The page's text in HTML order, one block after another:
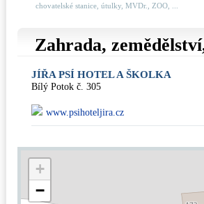
chovatelské stanice, útulky, MVDr., ZOO, ...
Zahrada,
JÍŘA PSÍ HOTEL A ŠKOLKA
Bílý Potok č. 305
www.psihoteljira.cz
+
−